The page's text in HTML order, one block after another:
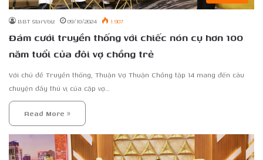
BBT StarVbiz 09/10/2024 1.907
Đám cưới truyền thống với chiếc nón cụ hơn 100
năm tuổi của đôi vợ chồng trẻ
Với chủ đề Truyền thống, Thuận Vợ Thuận Chồng tập 14 mang đến câu
chuyện đầy thú vị của cặp vợ…
Read More »